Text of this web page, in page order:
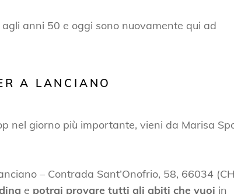
anni 50 e oggi sono nuovamente qui ad
A LANCIANO
nel giorno più importante, vieni da Marisa
– Contrada Sant’Onofrio, 58, 66034
e potrai provare tutti gli abiti che vuoi in